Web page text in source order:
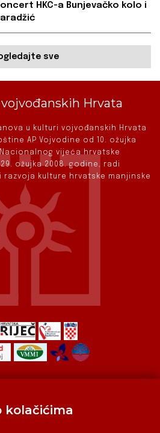
HKC-a Bunjevačko kolo i
sve
Hrvata
u kulturi vojvođanskih Hrvata
AP Vojvodine od 10. ožujka
vijeća hrvatske
ožujka 2008. godine, radi
razvoja kulture hrvatske manjinske
kolačićima